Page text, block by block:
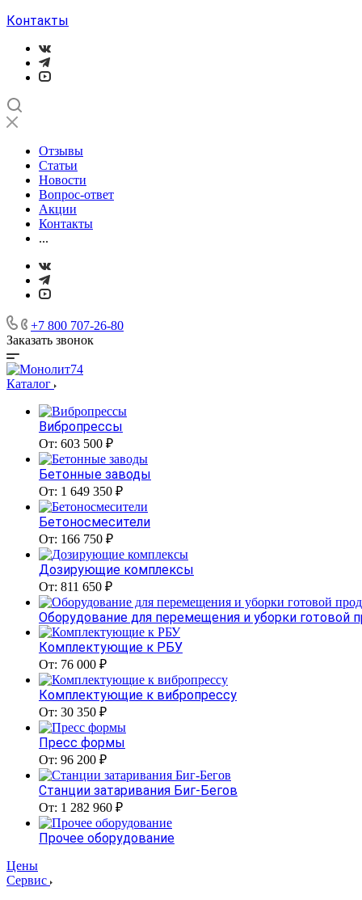
Контакты
Отзывы
Статьи
Новости
Вопрос-ответ
Акции
Контакты
...
+7 800 707-26-80
Заказать звонок
Каталог
Вибропрессы
От: 603 500 ₽
Бетонные заводы
От: 1 649 350 ₽
Бетоносмесители
От: 166 750 ₽
Дозирующие комплексы
От: 811 650 ₽
Оборудование для перемещения и уборки готовой
Комплектующие к РБУ
От: 76 000 ₽
Комплектующие к вибропрессу
От: 30 350 ₽
Пресс формы
От: 96 200 ₽
Станции затаривания Биг-Бегов
От: 1 282 960 ₽
Прочее оборудование
Цены
Сервис